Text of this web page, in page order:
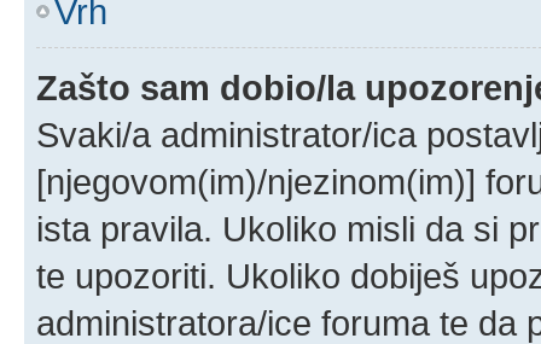
Vrh
Zašto sam dobio/la
Svaki/a administrator/ica
[njegovom(im)/njezinom(im)]
ista pravila. Ukoliko misli da si
te upozoriti. Ukoliko dobiješ
administratora/ice foruma te da